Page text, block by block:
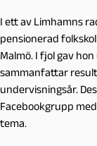
I ett av Limhamns
pensionerad
Malmö. I fjol gav
sammanfattar
undervisningsår.
Facebookgrupp
tema.